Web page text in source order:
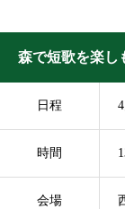
森で短歌を楽し
日程
時間
会場